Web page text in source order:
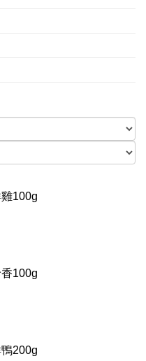
100g
100g
200g